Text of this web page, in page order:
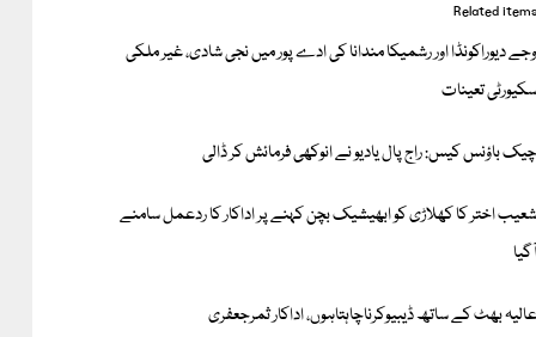
Related items
وجے دیوراکونڈا اور رشمیکا مندانا کی ادے پور میں نجی شادی، غیر ملکی
سکیورٹی تعینات
چیک باؤنس کیس: راج پال یادیو نے انوکھی فرمائش کر ڈالی
شعیب اختر کا کھلاڑی کو ابھیشیک بچن کہنے پر اداکار کا ردعمل سامنے
آگیا
عالیہ بھٹ کے ساتھ ڈیبیوکرناچاہتاہوں، اداکار ثمرجعفری